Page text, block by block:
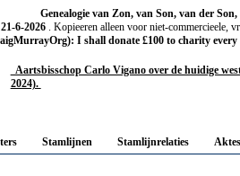
Genealogie van Zon, van Son, van der
6-2026 . Kopieeren alleen voor niet-commercieele,
I shall donate £100 to charity
Aartsbisschop Carlo Vigano over de huidige
2024).
Stamlijnen Stamlijnrelaties